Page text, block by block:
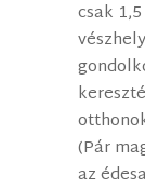
csak
(Pár
az